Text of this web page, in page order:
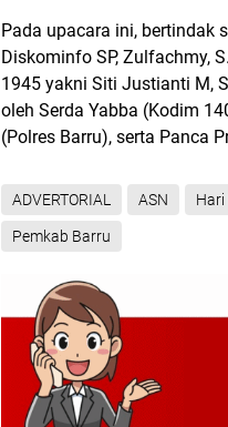
Pada upacara ini, bertindak
Diskominfo SP, Zulfachmy,
1945 yakni Siti Justianti M,
oleh Serda Yabba (Kodim
(Polres Barru), serta Panca
ADVERTORIAL ASN Hari
Pemkab Barru